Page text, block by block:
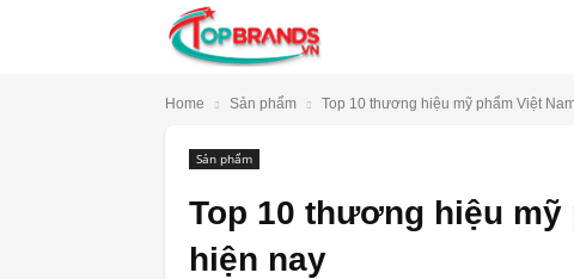
Home Sản phẩm Top 10 thương hiệu mỹ phẩm Việt
Sản phẩm
Top 10 thương hiệu mỹ
hiện nay